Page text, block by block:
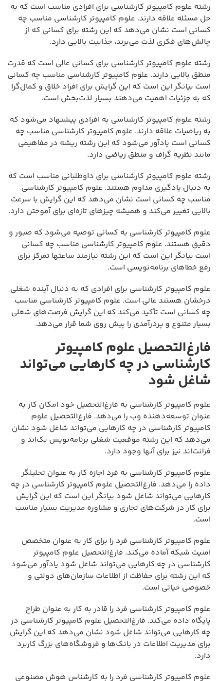
رشته علوم کامپیوتر کارشناسی برای افرادی مناسب است که به
حل مسئله علاقه دارند. علوم کامپیوتر کارشناسی مناسب چه
کسانی است نشان می‌دهد که این رشته برای کسانی که از
چالش‌های فکری لذت می‌برند، جذابیت بالایی دارد.
رشته علوم کامپیوتر کارشناسی برای کسانی عالی است که قدرت
منطق بالایی دارند. علوم کامپیوتر کارشناسی مناسب چه کسانی
است بیانگر این است که این گرایش برای افراد خلاق و کمال‌گرا
که به جزئیات اهمیت می‌دهند بسیار لذت‌بخش است.
رشته علوم کامپیوتر کارشناسی به افرادی پیشنهاد می‌شود که
به ریاضیات علاقه دارند. علوم کامپیوتر کارشناسی مناسب چه
کسانی است یادآور می‌شود که این رشته ریشه در مفاهیمی
مانند نظریه گراف و منطق ریاضی دارد.
رشته علوم کامپیوتر کارشناسی برای داوطلبانی مناسب است که
به دنبال یادگیری مداوم هستند. علوم کامپیوتر کارشناسی
مناسب چه کسانی است نشان می‌دهد که این گرایش با سرعت
بالایی تغییر می‌کند و همیشه چیزهای تازه‌ای برای آموختن دارد.
علوم کامپیوتر کارشناسی به کسانی توصیه می‌شود که صبور و
دقیق هستند. علوم کامپیوتر کارشناسی مناسب چه کسانی
است بیانگر این است که این رشته نیازمند ساعتها تمرکز برای
رفع خطاهای برنامه‌نویسی است.
علوم کامپیوتر کارشناسی برای افرادی که به دنبال آینده شغلی
درخشان هستند عالی است. علوم کامپیوتر کارشناسی مناسب
چه کسانی است تأکید می‌کند که این گرایش فرصت‌های شغلی
بسیار متنوع و پردرآمدی را پیش روی شما قرار می‌دهد.
فارغ‌التحصیل علوم کامپیوتر
کارشناسی در چه کارهایی می‌تواند
شاغل شود
علوم کامپیوتر کارشناسی به فارغ‌التحصیل خود امکان کار به
عنوان توسعه‌دهنده وب را می‌دهد. فارغ‌التحصیل علوم
کامپیوتر کارشناسی در چه کارهایی می‌تواند شاغل شود نشان
می‌دهد که این رشته موقعیت شغلی برنامه‌نویس بک‌اند و
فرانت‌اند نیز برای آنها وجود دارد.
علوم کامپیوتر کارشناسی به فرد اجازه کار به عنوان تحلیلگر
داده را می‌دهد. فارغ‌التحصیل علوم کامپیوتر کارشناسی در چه
کارهایی می‌تواند شاغل شود بیانگر این است که این گرایش
برای کار در شرکت‌های تجاری و مشاوره مدیریت بسیار مناسب
است.
علوم کامپیوتر کارشناسی فرد را برای کار به عنوان متخصص
امنیت شبکه آماده می‌کند. فارغ‌التحصیل علوم کامپیوتر
کارشناسی در چه کارهایی می‌تواند شاغل شود یادآور می‌شود
که این رشته برای حفاظت از اطلاعات سازمان‌های دولتی و
خصوصی حیاتی است.
علوم کامپیوتر کارشناسی فرد را قادر به کار به عنوان طراح
پایگاه داده می‌کند. فارغ‌التحصیل علوم کامپیوتر کارشناسی در
چه کارهایی می‌تواند شاغل شود نشان می‌دهد که این گرایش
برای مدیریت اطلاعات در بانک‌ها و فروشگاه‌های بزرگ کاربرد
دارد.
علوم کامپیوتر کارشناسی فرد را به کارشناس هوش مصنوعی